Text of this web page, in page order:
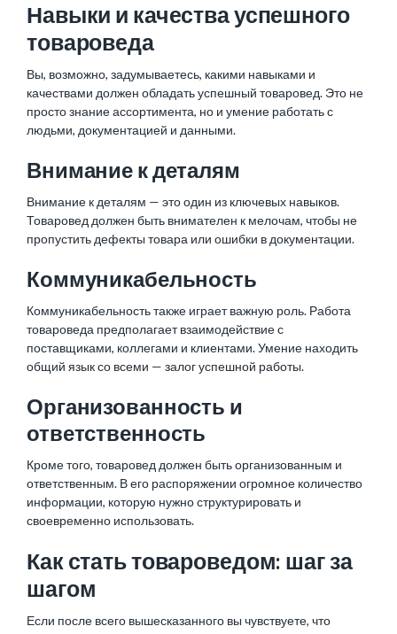
Навыки и качества успешного
товароведа
Вы, возможно, задумываетесь, какими навыками и
качествами должен обладать успешный товаровед. Это не
просто знание ассортимента, но и умение работать с
людьми, документацией и данными.
Внимание к деталям
Внимание к деталям — это один из ключевых навыков.
Товаровед должен быть внимателен к мелочам, чтобы не
пропустить дефекты товара или ошибки в документации.
Коммуникабельность
Коммуникабельность также играет важную роль. Работа
товароведа предполагает взаимодействие с
поставщиками, коллегами и клиентами. Умение находить
общий язык со всеми — залог успешной работы.
Организованность и
ответственность
Кроме того, товаровед должен быть организованным и
ответственным. В его распоряжении огромное количество
информации, которую нужно структурировать и
своевременно использовать.
Как стать товароведом: шаг за
шагом
Если после всего вышесказанного вы чувствуете, что